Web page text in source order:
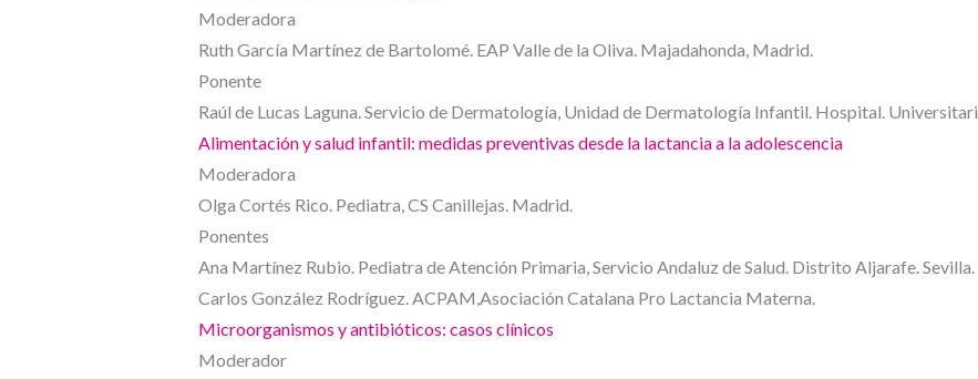
Moderadora
Ruth García Martínez de Bartolomé. EAP Valle de la Oliva. Majadahonda, Madrid.
Ponente
Raúl de Lucas Laguna. Servicio de Dermatología, Unidad de Dermatología Infantil. Hospital.
Alimentación y salud infantil: medidas preventivas desde la lactancia a la adolescencia
Moderadora
Olga Cortés Rico. Pediatra, CS Canillejas. Madrid.
Ponentes
Ana Martínez Rubio. Pediatra de Atención Primaria, Servicio Andaluz de Salud. Distrito Aljarafe. Sevilla.
Carlos González Rodríguez. ACPAM,Asociación Catalana Pro Lactancia Materna.
Microorganismos y antibióticos: casos clínicos
Moderador